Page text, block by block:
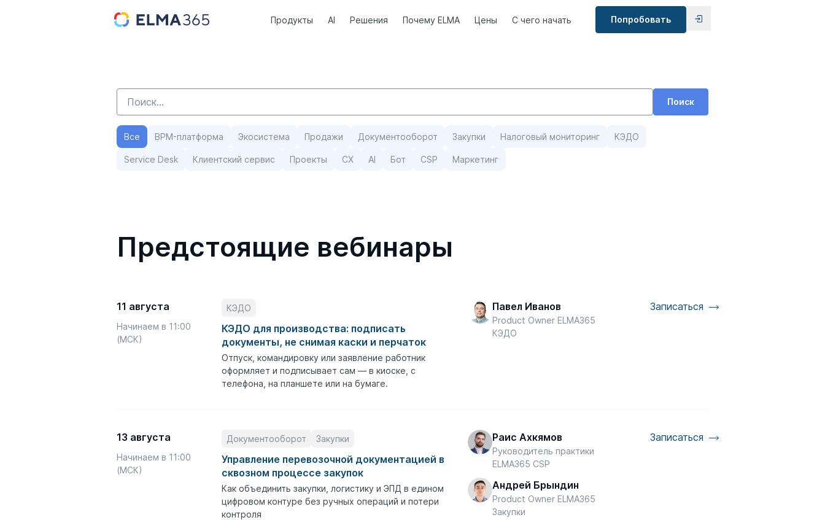
Продукты AI Решения Почему ELMA Цены С чего начать Попробовать
Поиск
Все BPM-платформа Экосистема Продажи Документооборот Закупки Налоговый мониторинг КЭДО
Service Desk Клиентский сервис Проекты CX AI Бот СSP Маркетинг
Предстоящие вебинары
11 августа
Начинаем в 11:00
(МСК)
КЭДО
КЭДО для производства: подписать
документы, не снимая каски и перчаток
Отпуск, командировку или заявление работник
оформляет и подписывает сам — в киоске, с
телефона, на планшете или на бумаге.
Павел Иванов
Product Owner ELMA365
КЭДО
Записаться
13 августа
Начинаем в 11:00
(МСК)
Документооборот Закупки
Управление перевозочной документацией в
сквозном процессе закупок
Как объединить закупки, логистику и ЭПД в едином
цифровом контуре без ручных операций и потери
контроля
Раис Ахкямов
Руководитель практики
ELMA365 CSP
Андрей Брындин
Product Owner ELMA365
Закупки
Записаться